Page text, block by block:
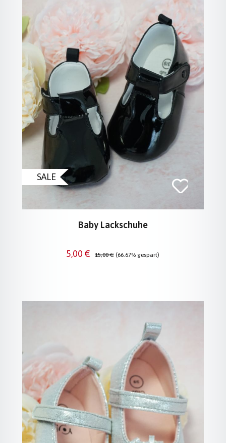
SALE
Baby Lackschuhe
Verkaufspreis:
5,00 € Regulärer Preis:
15,00 € (66.67% gespart)